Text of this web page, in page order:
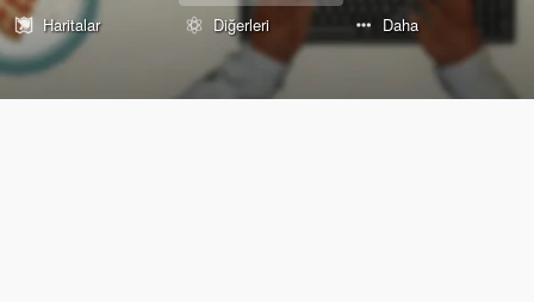
Haritalar
Diğerleri Daha